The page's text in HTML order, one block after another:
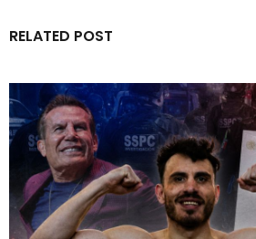
RELATED POST